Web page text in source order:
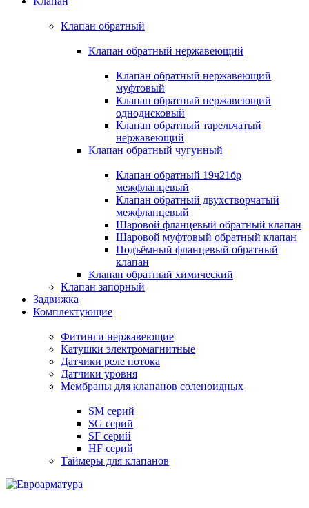
Клапан обратный
Клапан обратный нержавеющий
Клапан обратный нержавеющий
муфтовый
Клапан обратный нержавеющий
однодисковый
Клапан обратный тарельчатый
нержавеющий
Клапан обратный чугунный
Клапан обратный 19ч21бр
межфланцевый
Клапан обратный двухстворчатый
межфланцевый
Шаровой фланцевый обратный клапан
Шаровой муфтовый обратный клапан
Подъёмный фланцевый обратный
клапан
Клапан обратный химический
Клапан запорный
Задвижка
Комплектующие
Фитинги нержавеющие
Катушки электромагнитные
Датчики реле потока
Датчики уровня
Мембраны для клапанов соленоидных
SM серий
SG серий
SF серий
HF серий
Таймеры для клапанов